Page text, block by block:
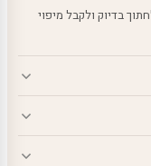
לחתוך בדיוק ולקבל מיפוי